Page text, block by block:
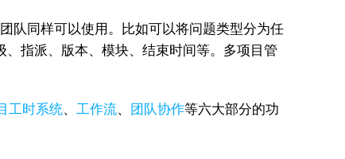
队同样可以使用。比如可以将问题类型分为任
指派、版本、模块、结束时间等。多项目管
工时系统、工作流、 团队协作等六大部分的功